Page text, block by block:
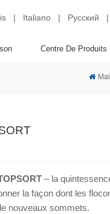
| Italiano | Русский |
Centre De Produits
– la
la façon dont les
nouveaux sommets.